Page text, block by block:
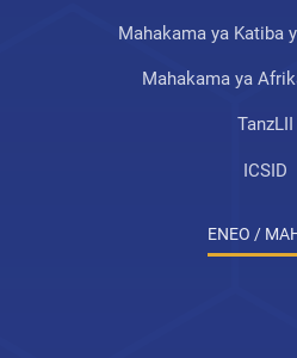
Mahakama ya Katiba
Mahakama ya
TanzLII
ICSID
ENEO /